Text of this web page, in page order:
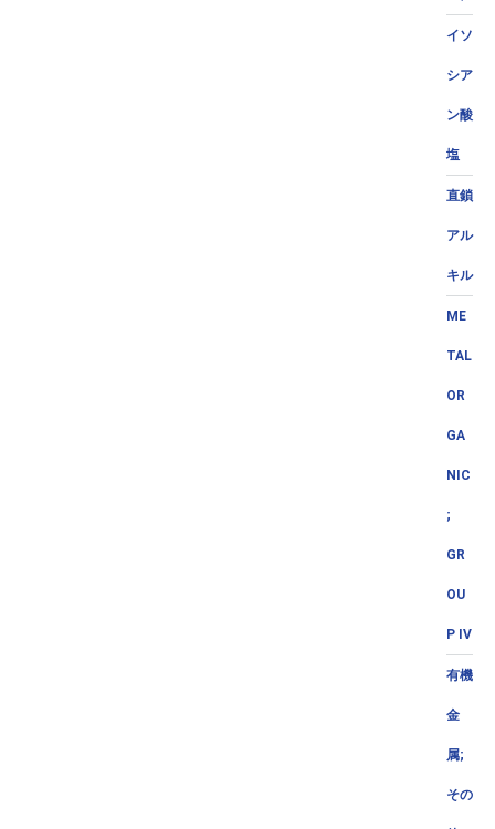
イソ
シア
ン酸
塩
直鎖
アル
キル
ME
TAL
OR
GA
NIC
;
GR
OU
P IV
有機
金
属;
その